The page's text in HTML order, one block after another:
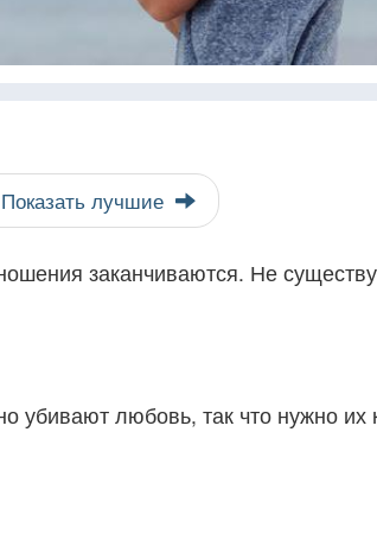
Показать лучшие
заканчиваются. Не
убивают любовь, так что нужно их